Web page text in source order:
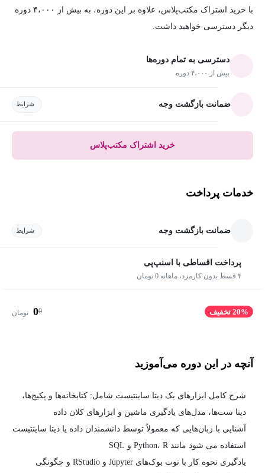
با خرید اشتراک مکتب‌پلاس، علاوه بر این دوره، به بیش از ۴،۰۰۰ دوره
دیگر دسترسی خواهید داشت.
دسترسی به تمام دوره‌ها
بیش از ۴،۰۰۰ دوره
ضمانت بازگشت وجه شرایط
خرید اشتراک مکتب‌پلاس
خدمات پرداخت
ضمانت بازگشت وجه شرایط
پرداخت اقساطی با اسنپ‌پی
۴ قسط بدون کارمزد، ماهانه 0 تومان
20% تخفیف 0
0 تومان
آنچه در این دوره می‌آموزید
شرح کامل ابزارهای یک دیتا ساینتیست شامل: کتابخانه‌ها و پکیج‌ها،
دیتا ست‌ها، مدل‌های یادگیری ماشین و ابزارهای کلان داده
آشنایی با زبان‌هایی که معمولاً توسط دانشمندان داده یا دیتا ساینتیست
استفاده می شود مانند Python، R و SQL
یادگیری نحوه کار با نوت بوک‌های Jupyter و RStudio و چگونگی